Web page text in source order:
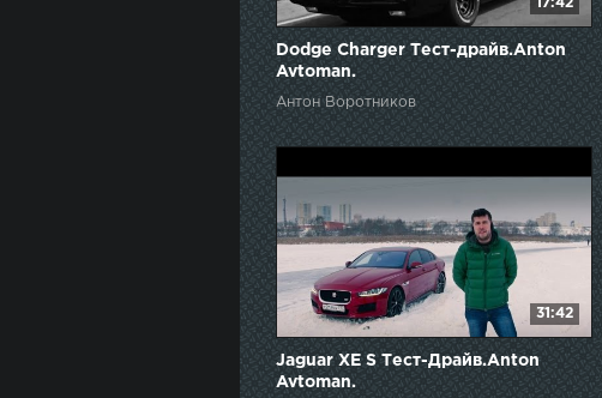
17:42
Dodge Charger Тест-драйв.Anton
Avtoman.
Антон Воротников
31:42
Jaguar XE S Тест-Драйв.Anton
Avtoman.